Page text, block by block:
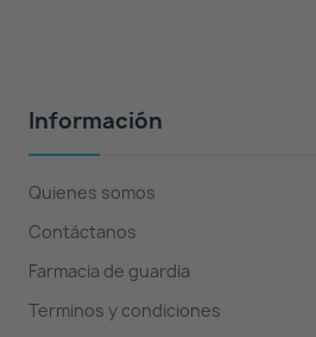
Información
Quienes somos
Contáctanos
Farmacia de guardia
Terminos y condiciones